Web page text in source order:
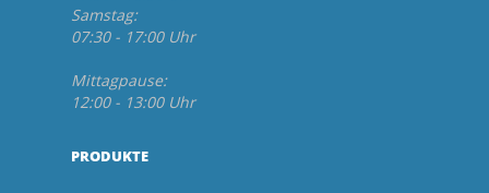
Samstag:
07:30 - 17:00 Uhr
Mittagpause:
12:00 - 13:00 Uhr
PRODUKTE